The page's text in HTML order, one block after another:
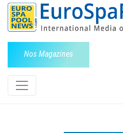
Nos Magazines